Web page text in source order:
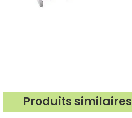
Produits similaires